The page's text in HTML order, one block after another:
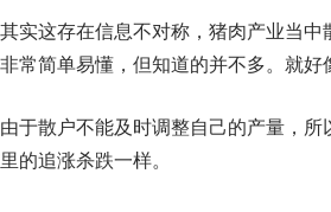
其实这存在信息不对称，猪肉产业当
常简单易懂，但知道的并不多。就
由于散户不能及时调整自己的产量，
的追涨杀跌一样。